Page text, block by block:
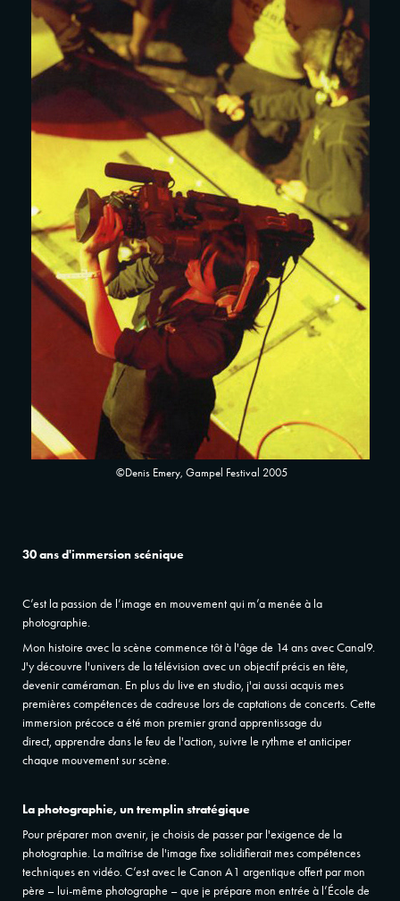
©Denis Emery, Gampel Festival 2005
30 ans d'immersion scénique
C’est la passion de l’image en mouvement qui m’a menée à la
photographie.
Mon histoire avec la scène commence tôt à l'âge de 14 ans avec Canal9.
J'y découvre l'univers de la télévision avec un objectif précis en tête,
devenir caméraman. En plus du live en studio, j'ai aussi acquis mes
premières compétences de cadreuse lors de captations de concerts. Cette
immersion précoce a été mon premier grand apprentissage du
direct, apprendre dans le feu de l'action, suivre le rythme et anticiper
chaque mouvement sur scène.
La photographie, un tremplin stratégique
Pour préparer mon avenir, je choisis de passer par l'exigence de la
photographie. La maîtrise de l'image fixe solidifierait mes compétences
techniques en vidéo. C’est avec le Canon A1 argentique offert par mon
père – lui-même photographe – que je prépare mon entrée à l’École de